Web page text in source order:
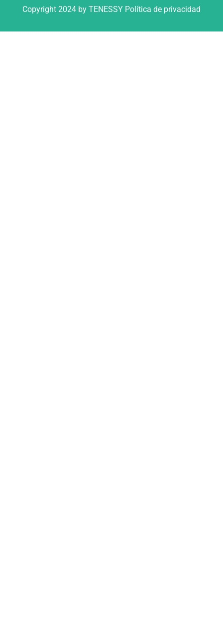
Copyright 2024 by TENESSY Política de privacidad